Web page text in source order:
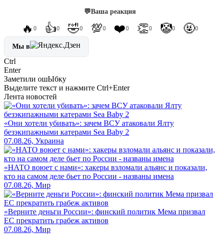
💬Ваша реакция
🔥 0 👍0 🤣0 💯0 ❤️0 👏0 🤡0 🤬0
Мы в
Ctrl
Enter
Заметили ошЫбку
Выделите текст и нажмите Ctrl+Enter
Лента новостей
«Они хотели убивать»: зачем ВСУ атаковали Ялту
безэкипажными катерами Sea Baby 2
07.08.26, Украина
«НАТО воюет с нами»: хакеры взломали альянс и показали,
кто на самом деле бьет по России - названы имена
07.08.26, Мир
«Верните деньги России»: финский политик Мема призвал
ЕС прекратить грабеж активов
07.08.26, Мир